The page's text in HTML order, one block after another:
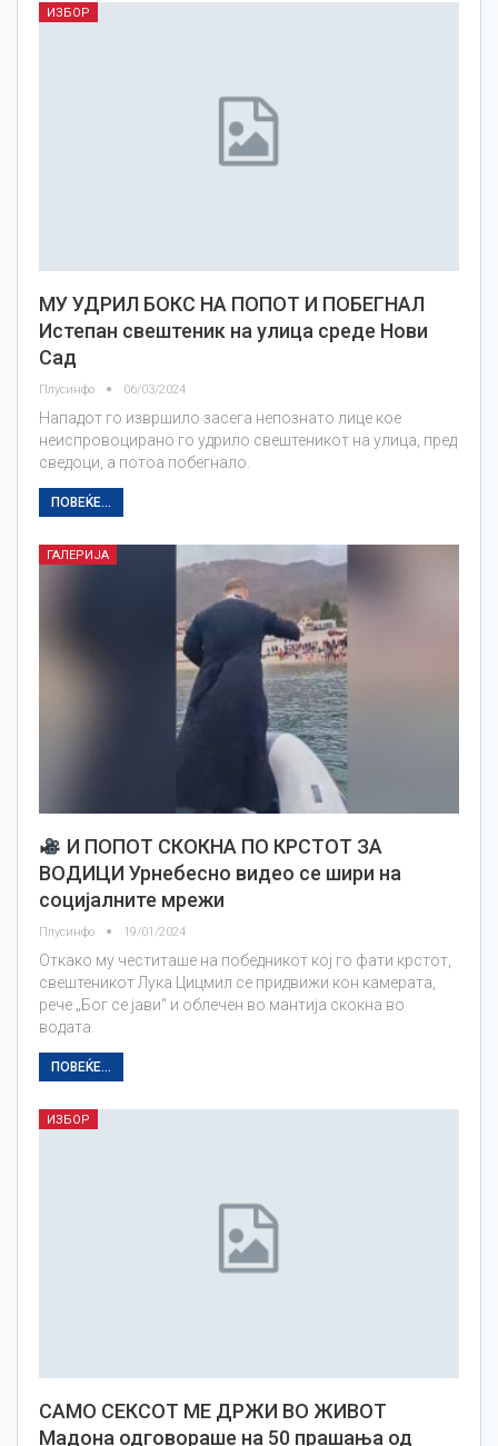
ИЗБОР
МУ УДРИЛ БОКС НА ПОПОТ И ПОБЕГНАЛ
Истепан свештеник на улица среде Нови
Сад
Плусинфо 06/03/2024
Нападот го извршило засега непознато лице кое
неиспровоцирано го удрило свештеникот на улица, пред
сведоци, а потоа побегнало.
ПОВЕЌЕ...
ГАЛЕРИЈА
И ПОПОТ СКОКНА ПО КРСТОТ ЗА
ВОДИЦИ Урнебесно видео се шири на
социјалните мрежи
Плусинфо 19/01/2024
Откако му честиташе на победникот кој го фати крстот,
свештеникот Лука Цицмил се придвижи кон камерата,
рече „Бог се јави“ и облечен во мантија скокна во
водата.
ПОВЕЌЕ...
ИЗБОР
САМО СЕКСОТ МЕ ДРЖИ ВО ЖИВОТ
Мадона одговoрaше на 50 прашања од